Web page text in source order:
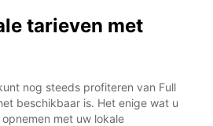
tarieven met
nog steeds profiteren van Full
beschikbaar is. Het enige wat u
met uw lokale